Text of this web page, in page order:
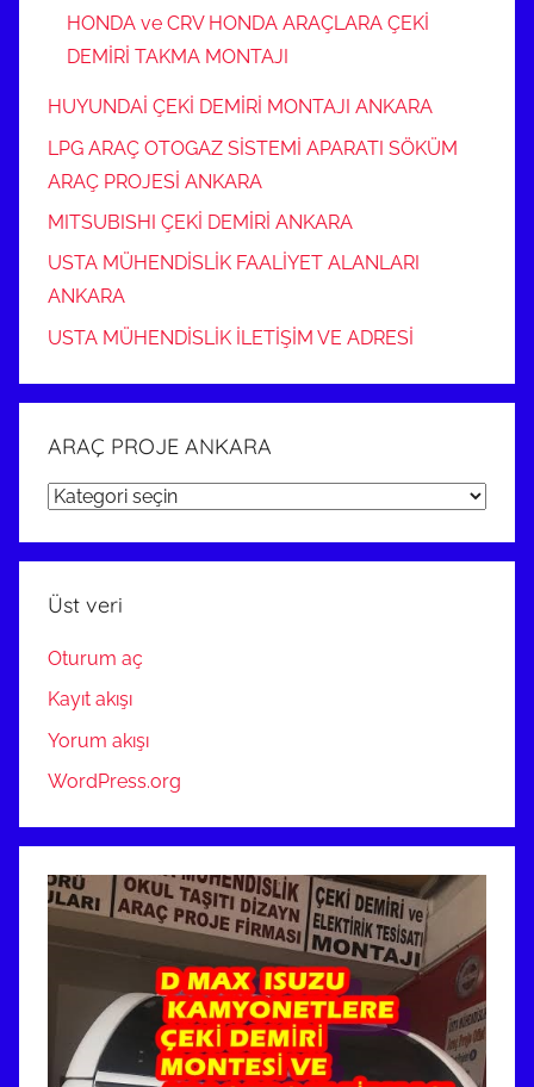
HONDA ve CRV HONDA ARAÇLARA ÇEKİ
DEMİRİ TAKMA MONTAJI
HUYUNDAİ ÇEKİ DEMİRİ MONTAJI ANKARA
LPG ARAÇ OTOGAZ SİSTEMİ APARATI SÖKÜM
ARAÇ PROJESİ ANKARA
MITSUBISHI ÇEKİ DEMİRİ ANKARA
USTA MÜHENDİSLİK FAALİYET ALANLARI
ANKARA
USTA MÜHENDİSLİK İLETİŞİM VE ADRESİ
ARAÇ PROJE ANKARA
ARAÇ
ANKARA
Üst veri
Oturum aç
Kayıt akışı
Yorum akışı
WordPress.org